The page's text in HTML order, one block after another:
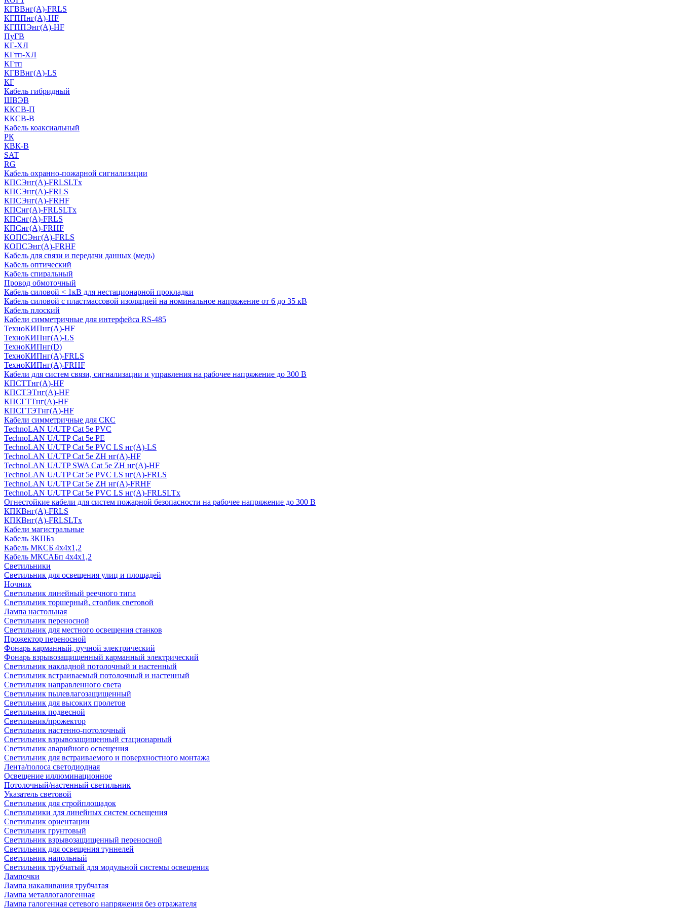
КГВВнг(А)-FRLS
КГППнг(A)-HF
КГППЭнг(A)-HF
ПуГВ
КГ-ХЛ
КГтп-ХЛ
КГтп
КГВВнг(А)-LS
КГ
Кабель гибридный
ШВЭВ
ККСВ-П
ККСВ-В
Кабель коаксиальный
РК
КВК-В
SAT
RG
Кабель охранно-пожарной сигнализации
КПСЭнг(А)-FRLSLTx
КПСЭнг(А)-FRLS
КПСЭнг(А)-FRHF
КПСнг(А)-FRLSLTx
КПСнг(А)-FRLS
КПСнг(А)-FRHF
КОПСЭнг(А)-FRLS
КОПСЭнг(А)-FRHF
Кабель для связи и передачи данных (медь)
Кабель оптический
Кабель спиральный
Провод обмоточный
Кабель силовой < 1кВ для нестационарной прокладки
Кабель силовой с пластмассовой изоляцией на номинальное напряжение от 6 до 35 кВ
Кабель плоский
Кабели симметричные для интерфейса RS-485
ТеxноКИПнг(A)-HF
ТеxноКИПнг(A)-LS
ТеxноКИПнг(D)
ТехноКИПнг(A)-FRLS
ТехноКИПнг(A)-FRHF
Кабели для систем связи, сигнализации и управления на рабочее напряжение до 300 В
КПСТТнг(A)-HF
КПСТЭТнг(A)-HF
КПСГТТнг(A)-HF
КПСГТЭТнг(A)-HF
Кабели симметричные для СКС
TechnoLAN U/UTP Cat 5e PVC
TechnoLAN U/UTP Cat 5e PE
TechnoLAN U/UTP Cat 5e PVC LS нг(A)-LS
TechnoLAN U/UTP Cat 5e ZH нг(A)-HF
TechnoLAN U/UTP SWA Cat 5e ZH нг(A)-HF
TechnoLAN U/UTP Cat 5e PVC LS нг(A)-FRLS
TechnoLAN U/UTP Cat 5e ZH нг(A)-FRHF
TechnoLAN U/UTP Cat 5e PVC LS нг(A)-FRLSLTx
Огнестойкие кабели для систем пожарной безопасности на рабочее напряжение до 300 В
КПКВнг(A)-FRLS
КПКВнг(A)-FRLSLTx
Кабели магистральные
Кабель ЗКПБз
Кабель МКСБ 4х4х1,2
Кабель МКСАБп 4х4х1,2
Светильники
Светильник для освещения улиц и площадей
Ночник
Светильник линейный реечного типа
Светильник торшерный, столбик световой
Лампа настольная
Светильник переносной
Светильник для местного освещения станков
Прожектор переносной
Фонарь карманный, ручной электрический
Фонарь взрывозащищенный карманный электрический
Светильник накладной потолочный и настенный
Светильник встраиваемый потолочный и настенный
Светильник направленного света
Светильник пылевлагозащищенный
Светильник для высоких пролетов
Светильник подвесной
Светильник/прожектор
Светильник настенно-потолочный
Светильник взрывозащищенный стационарный
Светильник аварийного освещения
Светильник для встраиваемого и поверхностного монтажа
Лента/полоса светодиодная
Освещение иллюминационное
Потолочный/настенный светильник
Указатель световой
Светильник для стройплощадок
Светильники для линейных систем освещения
Светильник ориентации
Светильник грунтовый
Светильник взрывозащищенный переносной
Светильник для освещения туннелей
Светильник напольный
Светильник трубчатый для модульной системы освещения
Лампочки
Лампа накаливания трубчатая
Лампа металлогалогенная
Лампа галогенная сетевого напряжения без отражателя